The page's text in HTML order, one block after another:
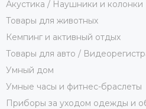
Акустика / Наушники и колонки
Товары для животных
Кемпинг и активный отдых
Товары для авто /
Умный дом
Умные часы и фитнес-браслеты
Приборы за уходом одежды и